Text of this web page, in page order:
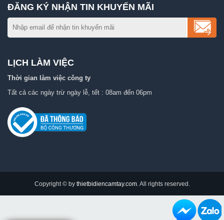
ĐĂNG KÝ NHẬN TIN KHUYẾN MÃI
LỊCH LÀM VIỆC
Thời gian làm việc công ty
Tất cả các ngày trừ ngày lễ, tết : 08am đến 06pm
Copyright © by thietbidiencamtay.com. All rights reserved.